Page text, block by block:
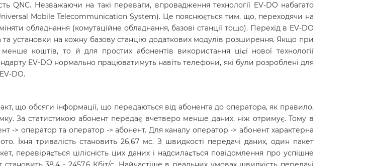
QNC. Незважаючи на такі переваги, впровадження технології EV-DO набагато
Mobile Telecommunication System). Це пояснюється тим, що, переходячи на
обладнання (комутаційне обладнання, базові станції тощо). Перехід в EV-DO
установки на кожну базову станцію додаткових модулів розширення. Якщо при
коштів, то й для простих абонентів використання цієї нової технології
EV-DO нормально працюватимуть навіть телефони, які були розроблені для
DO.
що обсяги інформації, що передаються від абонента до оператора, як правило,
За статистикою абонент передає вчетверо менше даних, ніж отримує. Тому в
-> оператор та оператор -> абонент. Для каналу оператор -> абонент характерна
Їхня тривалість становить 26,67 мc. З швидкості передачі даних, один пакет
перевіряється цілісність цих даних і надсилається повідомлення про успішне